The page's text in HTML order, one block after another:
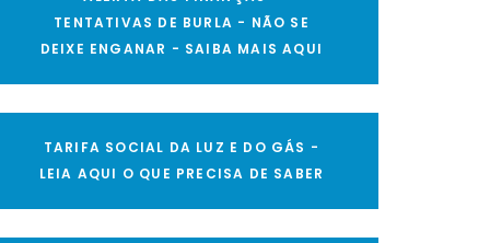
TENTATIVAS DE BURLA - NÃO SE
DEIXE ENGANAR - SAIBA MAIS AQUI
TARIFA SOCIAL DA LUZ E DO GÁS -
LEIA AQUI O QUE PRECISA DE SABER